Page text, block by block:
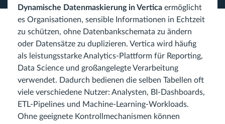
Dynamische Datenmaskierung in Vertica ermöglicht
es Organisationen, sensible Informationen in Echtzeit
zu schützen, ohne Datenbankschemata zu ändern
oder Datensätze zu duplizieren. Vertica wird häufig
als leistungsstarke Analytics-Plattform für Reporting,
Data Science und großangelegte Verarbeitung
verwendet. Dadurch bedienen die selben Tabellen oft
viele verschiedene Nutzer: Analysten, BI-Dashboards,
ETL-Pipelines und Machine-Learning-Workloads.
Ohne geeignete Kontrollmechanismen können